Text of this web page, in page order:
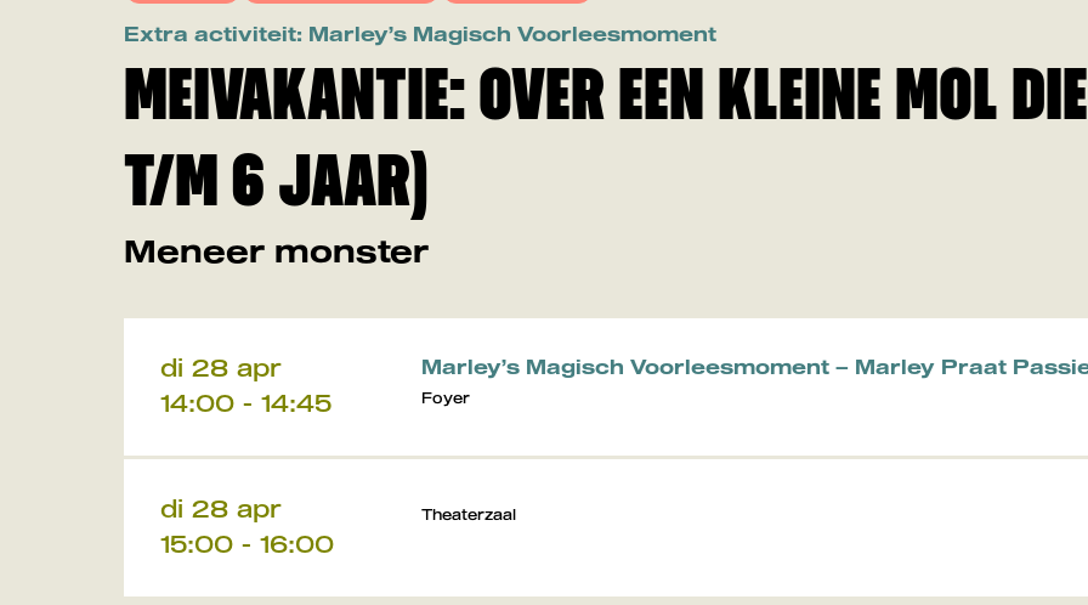
MEIVAKANTIE: OVER EEN KLEINE MOL
T/M 6 JAAR)
Meneer monster
Extra activiteit: Marley’s Magisch Voorleesmoment
di 28 apr
14:00 - 14:45
Marley’s Magisch Voorleesmoment – Marley Praat
Foyer
di 28 apr
15:00 - 16:00
Theaterzaal